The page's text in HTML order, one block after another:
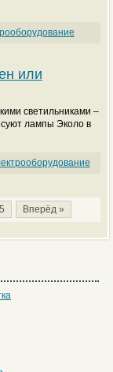
или
светильниками –
лампы Эколо в
Вперёд »